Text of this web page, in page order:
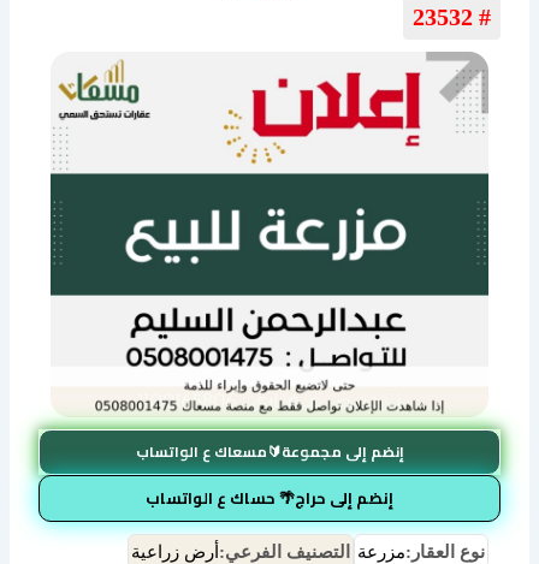
# 23532
إنضم إلى مجموعة🔰مسعاك ع الواتساب
إنضم إلى حراج🌴 حساك ع الواتساب
نوع العقار:مزرعة التصنيف الفرعي: أرض زراعية